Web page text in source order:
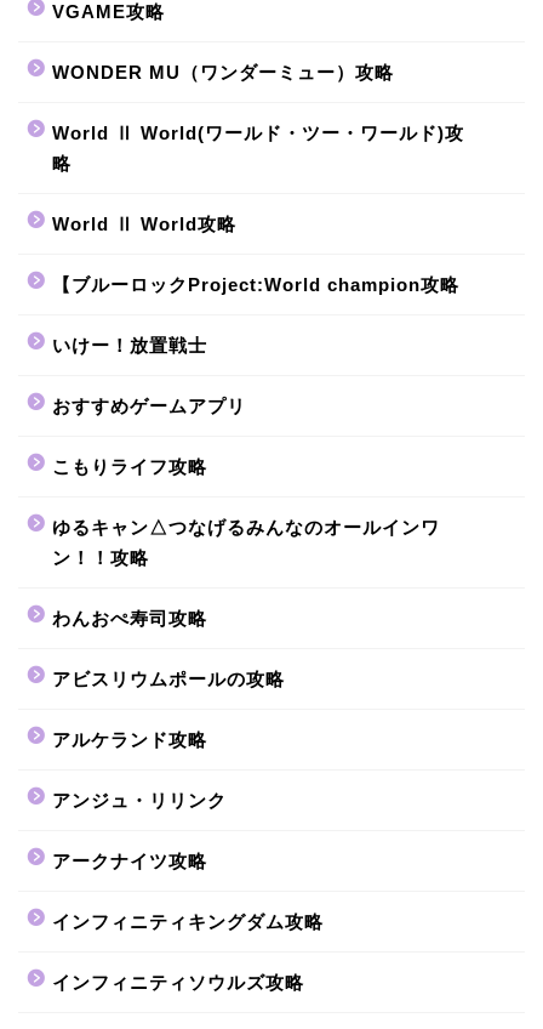
VGAME攻略
WONDER MU（ワンダーミュー）攻略
World Ⅱ World(ワールド・ツー・ワールド)攻
略
World Ⅱ World攻略
【ブルーロックProject:World champion攻略
いけー！放置戦士
おすすめゲームアプリ
こもりライフ攻略
ゆるキャン△つなげるみんなのオールインワ
ン！！攻略
わんおぺ寿司攻略
アビスリウムポールの攻略
アルケランド攻略
アンジュ・リリンク
アークナイツ攻略
インフィニティキングダム攻略
インフィニティソウルズ攻略